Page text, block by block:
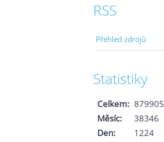
RSS
Přehled zdrojů
Statistiky
Celkem: 879905
Měsíc:
38346
Den:
1224